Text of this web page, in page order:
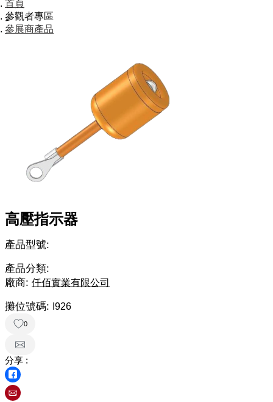
首頁
參觀者專區
參展商產品
高壓指示器
產品型號:
產品分類:
廠商: 仟佰實業有限公司
攤位號碼: I926
0
分享 :